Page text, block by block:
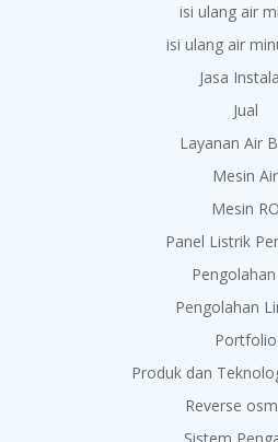
isi ulang air
isi ulang air
Jasa
Jual
Layanan Air
Mesin Air
Mesin RO
Panel Listrik
Pengolahan
Portfolio
Produk dan
Reverse